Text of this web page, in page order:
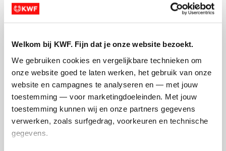
Welkom bij KWF. Fijn dat je onze website bezoekt.
We gebruiken cookies en vergelijkbare technieken om
onze website goed te laten werken, het gebruik van onze
website en campagnes te analyseren en — met jouw
toestemming — voor marketingdoeleinden. Met jouw
toestemming kunnen wij en onze partners gegevens
verwerken, zoals surfgedrag, voorkeuren en technische
gegevens.
€0 €750
Tommaso's badges